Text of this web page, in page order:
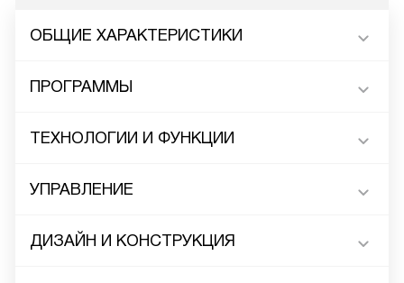
ОБЩИЕ ХАРАКТЕРИСТИКИ
ПРОГРАММЫ
ТЕХНОЛОГИИ И ФУНКЦИИ
УПРАВЛЕНИЕ
ДИЗАЙН И КОНСТРУКЦИЯ